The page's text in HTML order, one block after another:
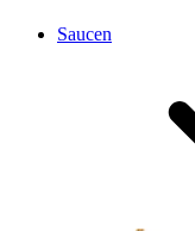
Saucen